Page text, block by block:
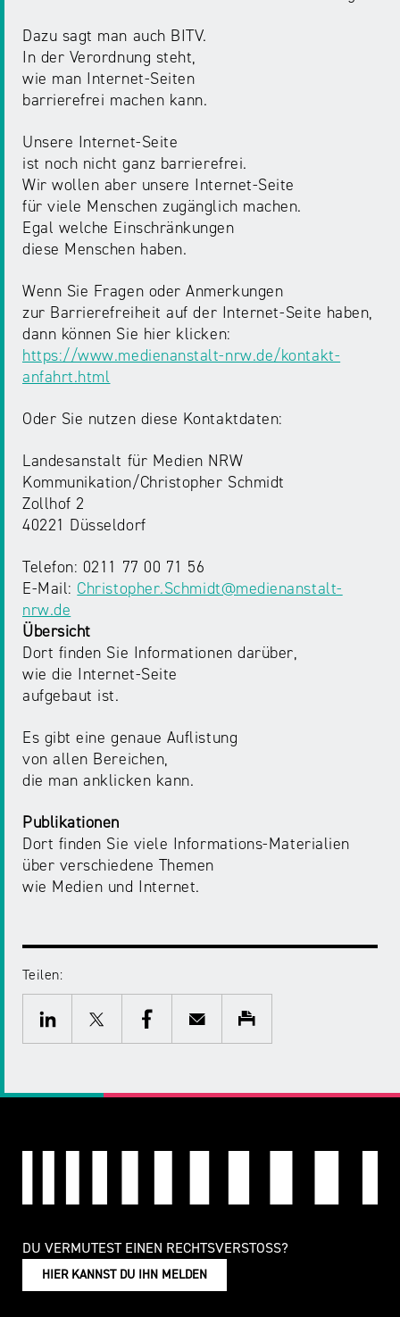
Dazu sagt man auch BITV.
In der Verordnung steht,
wie man Internet-Seiten
barrierefrei machen kann.
Unsere Internet-Seite
ist noch nicht ganz barrierefrei.
Wir wollen aber unsere Internet-Seite
für viele Menschen zugänglich machen.
Egal welche Einschränkungen
diese Menschen haben.
Wenn Sie Fragen oder Anmerkungen
zur Barrierefreiheit auf der Internet-Seite haben,
dann können Sie hier klicken:
https://www.medienanstalt-nrw.de/kontakt-
anfahrt.html
Oder Sie nutzen diese Kontaktdaten:
Landesanstalt für Medien NRW
Kommunikation/Christopher Schmidt
Zollhof 2
40221 Düsseldorf
Telefon: 0211 77 00 71 56
E-Mail: Christopher.Schmidt@medienanstalt-
nrw.de
Übersicht
Dort finden Sie Informationen darüber,
wie die Internet-Seite
aufgebaut ist.
Es gibt eine genaue Auflistung
von allen Bereichen,
die man anklicken kann.
Publikationen
Dort finden Sie viele Informations-Materialien
über verschiedene Themen
wie Medien und Internet.
Teilen:
Twitter Facebook
DU VERMUTEST EINEN RECHTSVERSTOSS?
HIER KANNST DU IHN MELDEN